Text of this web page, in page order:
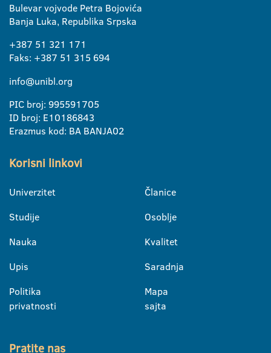
Bulevar vojvode Petra Bojovića
Banja Luka, Republika Srpska
+387 51 321 171
Faks: +387 51 315 694
info@unibl.org
PIC broj: 995591705
ID broj: E10186843
Erazmus kod: BA BANJA02
Korisni linkovi
Univerzitet
Studije
Nauka
Upis
Politika
privatnosti
Članice
Osoblje
Kvalitet
Saradnja
Mapa
sajta
Pratite nas